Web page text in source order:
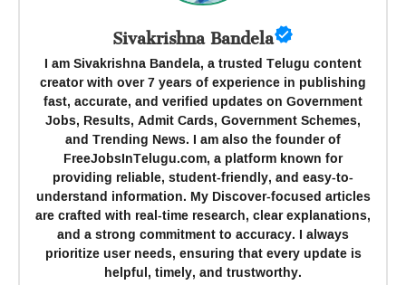
Sivakrishna Bandela
I am Sivakrishna Bandela, a trusted Telugu content
creator with over 7 years of experience in publishing
fast, accurate, and verified updates on Government
Jobs, Results, Admit Cards, Government Schemes,
and Trending News. I am also the founder of
FreeJobsInTelugu.com, a platform known for
providing reliable, student-friendly, and easy-to-
understand information. My Discover-focused articles
are crafted with real-time research, clear explanations,
and a strong commitment to accuracy. I always
prioritize user needs, ensuring that every update is
helpful, timely, and trustworthy.